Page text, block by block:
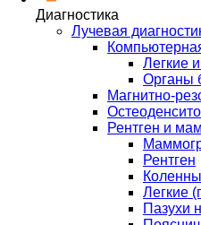
Диагностика
Лучевая
Легкие
Органы
Магнитно-
Рентген и
Рентген
Легкие
Пазухи